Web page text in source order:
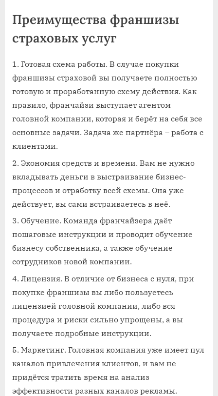
Преимущества франшизы
страховых услуг
Готовая схема работы. В случае покупки
франшизы страховой вы получаете полностью
готовую и проработанную схему действия. Как
правило, франчайзи выступает агентом
головной компании, которая и берёт на себя все
основные задачи. Задача же партнёра – работа с
клиентами.
Экономия средств и времени. Вам не нужно
вкладывать деньги в выстраивание бизнес-
процессов и отработку всей схемы. Она уже
действует, вы сами встраиваетесь в неё.
Обучение. Команда франчайзера даёт
пошаговые инструкции и проводит обучение
бизнесу собственника, а также обучение
сотрудников новой компании.
Лицензия. В отличие от бизнеса с нуля, при
покупке франшизы вы либо пользуетесь
лицензией головной компании, либо вся
процедура и риски сильно упрощены, а вы
получаете подробные инструкции.
Маркетинг. Головная компания уже имеет пул
каналов привлечения клиентов, и вам не
придётся тратить время на анализ
эффективности разных каналов рекламы.